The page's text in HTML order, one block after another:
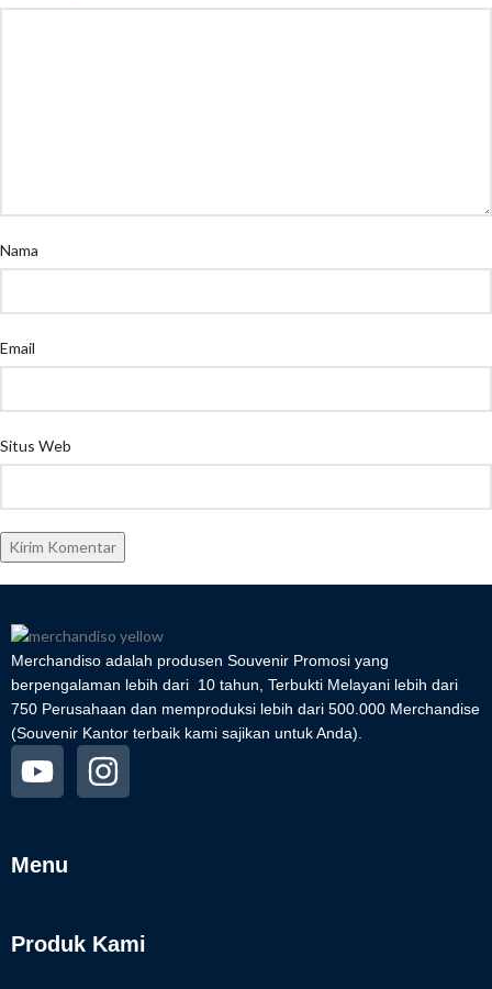
Nama
Email
Situs Web
Merchandiso adalah produsen Souvenir Promosi yang
berpengalaman lebih dari 10 tahun, Terbukti Melayani lebih dari
750 Perusahaan dan memproduksi lebih dari 500.000 Merchandise
(Souvenir Kantor terbaik kami sajikan untuk Anda).
Menu
Produk Kami